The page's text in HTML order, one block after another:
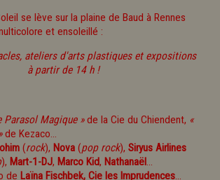
se lève sur la plaine de Baud à Rennes
et ensoleillé :
ateliers d'arts plastiques et expositions
à partir de 14 h !
Parasol Magique »de la Cie du Chiendent, «
de Kezaco...
(rock), Nova (pop rock), Siryus Airlines
), Mart-1-DJ, Marco Kid, Nathanaël...
de Laïna Fischbek, Cie les Imprudences...